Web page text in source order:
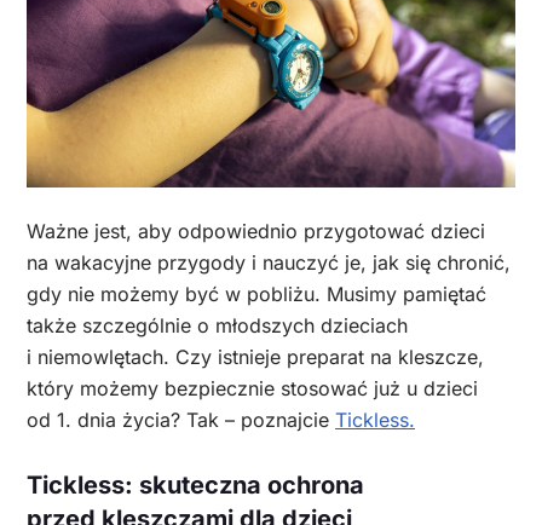
Ważne jest, aby odpowiednio przygotować dzieci
na wakacyjne przygody i nauczyć je, jak się chronić,
gdy nie możemy być w pobliżu. Musimy pamiętać
także szczególnie o młodszych dzieciach
i niemowlętach. Czy istnieje preparat na kleszcze,
który możemy bezpiecznie stosować już u dzieci
od 1. dnia życia? Tak – poznajcie Tickless.
Tickless: skuteczna ochrona
przed kleszczami dla dzieci